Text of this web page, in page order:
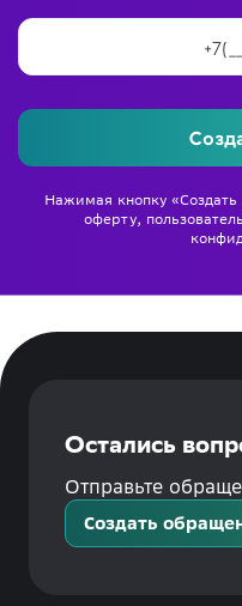
Нажимая кнопку
оферту,
Остались
Отправьте
Создать